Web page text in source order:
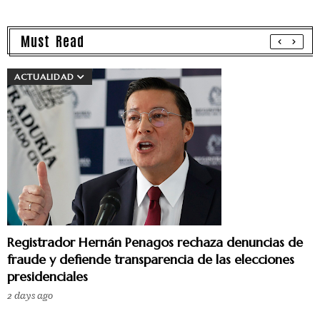
Must Read
ACTUALIDAD
Registrador Hernán Penagos rechaza denuncias de
fraude y defiende transparencia de las elecciones
presidenciales
2 days ago